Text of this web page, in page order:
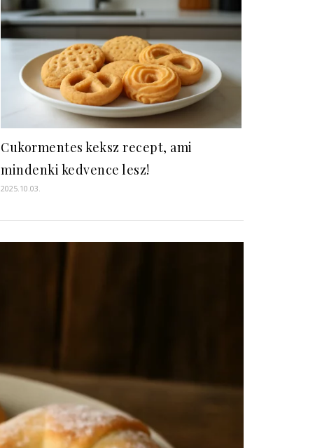
Cukormentes keksz recept, ami
mindenki kedvence lesz!
2025.10.03.